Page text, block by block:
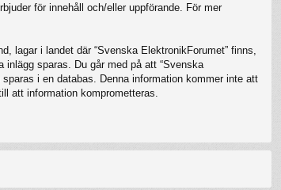
för innehåll och/eller uppförande. För mer
lagar i landet där “Svenska ElektronikForumet” finns,
sparas. Du går med på att “Svenska
i en databas. Denna information kommer inte att
att information komprometteras.